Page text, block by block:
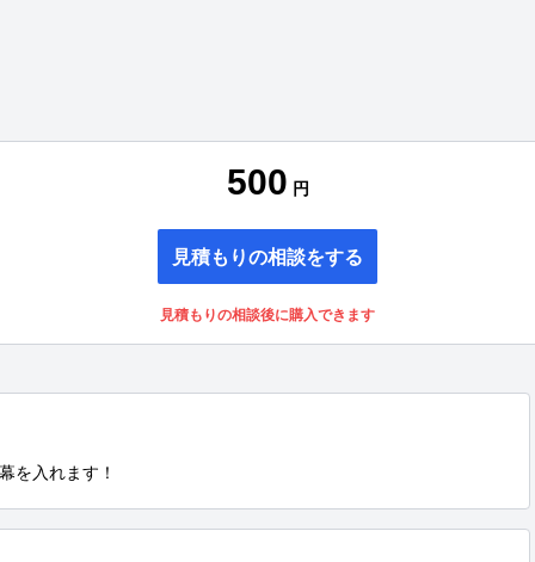
500 円
見積もりの相談をする
見積もりの相談後に購入できます
を入れます！